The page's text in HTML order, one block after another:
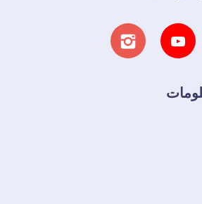
تابعنا تابعنا